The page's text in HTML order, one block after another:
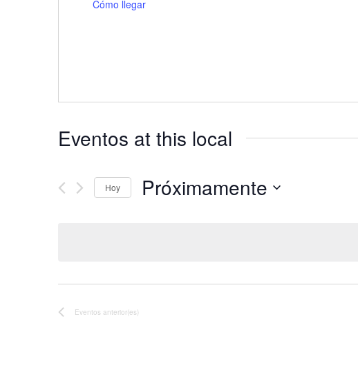
Cómo llegar
Eventos at this local
Hoy Próximamente
Eventos anterior(es)